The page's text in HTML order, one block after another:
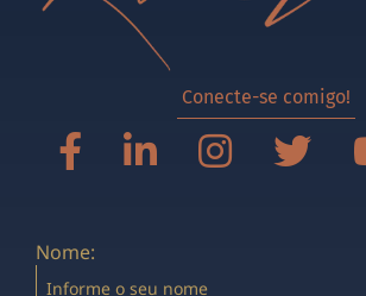
Conecte-se comigo!
Nome: